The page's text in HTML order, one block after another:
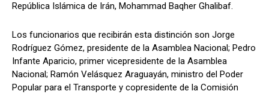
República Islámica de Irán, Mohammad Baqher Ghalibaf.
Los funcionarios que recibirán esta distinción son Jorge
Rodríguez Gómez, presidente de la Asamblea Nacional; Pedro
Infante Aparicio, primer vicepresidente de la Asamblea
Nacional; Ramón Velásquez Araguayán, ministro del Poder
Popular para el Transporte y copresidente de la Comisión